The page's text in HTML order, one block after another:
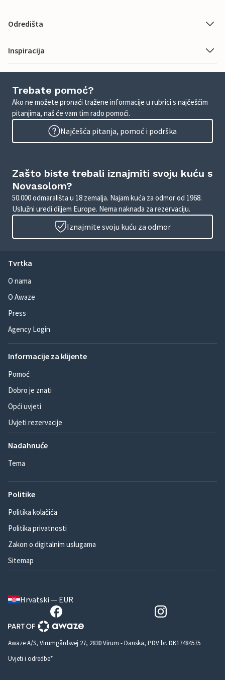
Odredišta
Inspiracija
Trebate pomoć?
Ako ne možete pronaći tražene informacije u rubrici s najčešćim
pitanjima, naš će vam tim rado pomoći.
Najčešća pitanja, pomoć i podrška
Zašto biste trebali iznajmiti svoju kuću s
Novasolom?
50.000 odmarališta u 18 zemalja. Najam kuća za odmor od 1968.
Uslužni uredi diljem Europe. Nema naknada za rezervaciju.
Iznajmite svoju kuću za odmor
Tvrtka
O nama
O Awaze
Press
Agency Login
Informacije za klijente
Pomoć
Dobro je znati
Opći uvjeti
Uvjeti rezervacije
Nadahnuće
Tema
Politike
Politika kolačića
Politika privatnosti
Zakon o digitalnim uslugama
Sitemap
Hrvatski — EUR
Awaze A/S, Virumgårdsvej 27, 2830 Virum - Danska, PDV br. DK17484575
Uvjeti i odredbe*